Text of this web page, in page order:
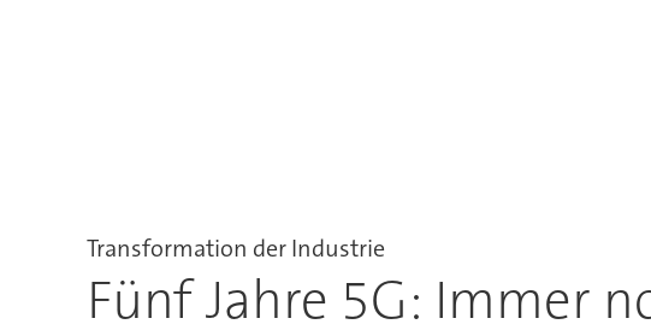
Transformation der Industrie
Fünf Jahre 5G: Immer